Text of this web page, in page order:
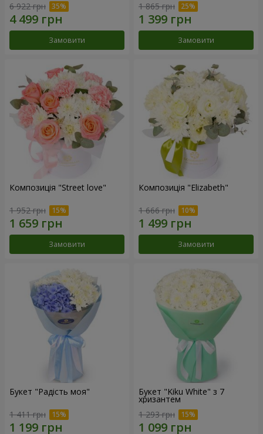
6 922 грн
Замовити
1 865 грн
Замовити
Композиція "Street love"
1 952 грн
Замовити
Композиція "Elizabeth"
1 666 грн
Замовити
Букет "Радість моя"
1 411 грн
Букет "Kiku White" з 7
хризантем
1 293 грн